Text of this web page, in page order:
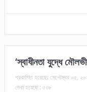
‘স্বাধীনতা যুদ্ধে
প্রকাশিত হয়েছে: সেপ্টেম্বর ০৫,
দেখা হয়েছে : ৫৩৮